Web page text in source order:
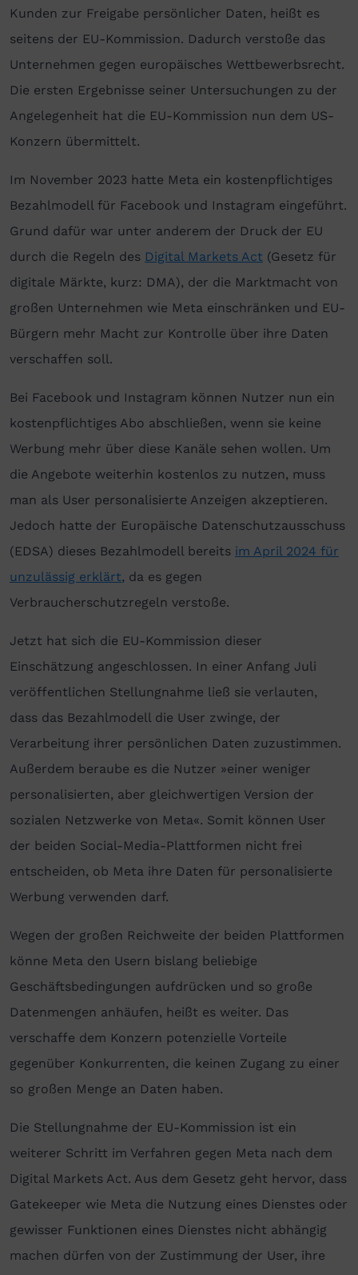
Kunden zur Freigabe persönlicher Daten, heißt es
seitens der EU-Kommission. Dadurch verstoße das
Unternehmen gegen europäisches Wettbewerbsrecht.
Die ersten Ergebnisse seiner Untersuchungen zu der
Angelegenheit hat die EU-Kommission nun dem US-
Konzern übermittelt.
Im November 2023 hatte Meta ein kostenpflichtiges
Bezahlmodell für Facebook und Instagram eingeführt.
Grund dafür war unter anderem der Druck der EU
durch die Regeln des Digital Markets Act (Gesetz für
digitale Märkte, kurz: DMA), der die Marktmacht von
großen Unternehmen wie Meta einschränken und EU-
Bürgern mehr Macht zur Kontrolle über ihre Daten
verschaffen soll.
Bei Facebook und Instagram können Nutzer nun ein
kostenpflichtiges Abo abschließen, wenn sie keine
Werbung mehr über diese Kanäle sehen wollen. Um
die Angebote weiterhin kostenlos zu nutzen, muss
man als User personalisierte Anzeigen akzeptieren.
Jedoch hatte der Europäische Datenschutzausschuss
(EDSA) dieses Bezahlmodell bereits im April 2024 für
unzulässig erklärt, da es gegen
Verbraucherschutzregeln verstoße.
Jetzt hat sich die EU-Kommission dieser
Einschätzung angeschlossen. In einer Anfang Juli
veröffentlichen Stellungnahme ließ sie verlauten,
dass das Bezahlmodell die User zwinge, der
Verarbeitung ihrer persönlichen Daten zuzustimmen.
Außerdem beraube es die Nutzer »einer weniger
personalisierten, aber gleichwertigen Version der
sozialen Netzwerke von Meta«. Somit können User
der beiden Social-Media-Plattformen nicht frei
entscheiden, ob Meta ihre Daten für personalisierte
Werbung verwenden darf.
Wegen der großen Reichweite der beiden Plattformen
könne Meta den Usern bislang beliebige
Geschäftsbedingungen aufdrücken und so große
Datenmengen anhäufen, heißt es weiter. Das
verschaffe dem Konzern potenzielle Vorteile
gegenüber Konkurrenten, die keinen Zugang zu einer
so großen Menge an Daten haben.
Die Stellungnahme der EU-Kommission ist ein
weiterer Schritt im Verfahren gegen Meta nach dem
Digital Markets Act. Aus dem Gesetz geht hervor, dass
Gatekeeper wie Meta die Nutzung eines Dienstes oder
gewisser Funktionen eines Dienstes nicht abhängig
machen dürfen von der Zustimmung der User, ihre